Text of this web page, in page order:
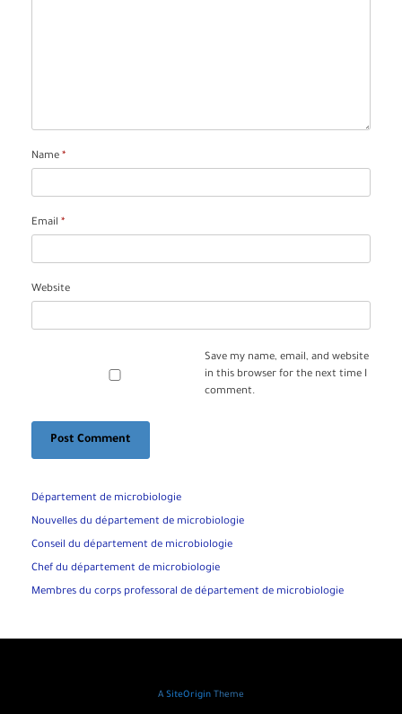
Name *
Email *
Website
Save my name, email, and website
in this browser for the next time I
comment.
Département de microbiologie
Nouvelles du département de microbiologie
Conseil du département de microbiologie
Chef du département de microbiologie
Membres du corps professoral de département de microbiologie
A SiteOrigin Theme